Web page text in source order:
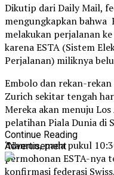
Dikutip dari Daily Mail,
mengungkapkan bahwa
melakukan perjalanan
karena ESTA (Sistem
Perjalanan) miliknya
Embolo dan rekan-
Zurich sekitar tengah
Mereka akan menuju
pelatihan Piala Dunia di
‘Namun, pada pukul
permohonan ESTA-nya
konfirmasi federasi Swiss.
Continue Reading
Advertisement